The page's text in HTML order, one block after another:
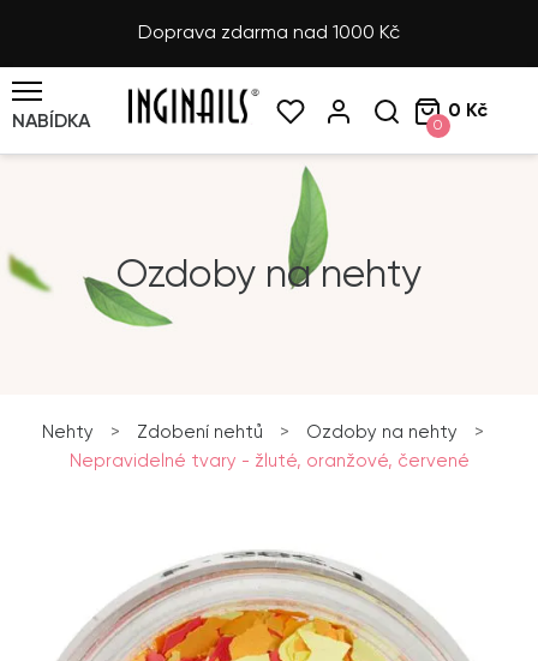
Doprava zdarma nad 1000 Kč
NABÍDKA 0
0 Kč
Ozdoby na nehty
Nehty > Zdobení nehtů > Ozdoby na nehty
>
Nepravidelné tvary - žluté, oranžové, červené